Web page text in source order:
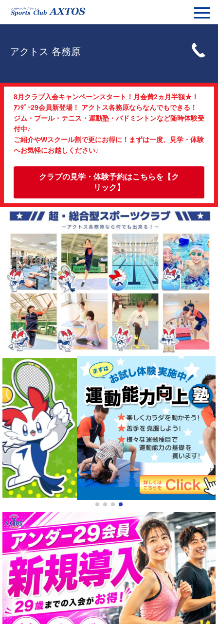
アクトス 各務原
8月クラブ入会キャンペーンスタート！月会費2ヵ月半額★！
ｱﾝﾀﾞｰ29会員新登場！ アクトス各務原ならなんでもできる！
ジム・プール・テニス・運動塾・バドミントンなど随時体験受
付中♪
ご紹介やWスクール割で更にお得に！まずは一度、見学・体験
へお気軽にお越しください♪
クラブの見学・体験予約はこちらを【ク
リック】